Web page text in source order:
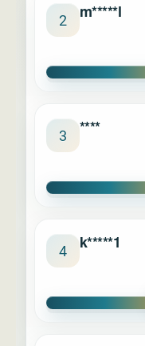
2 m*****l
3 ****
4 k*****1